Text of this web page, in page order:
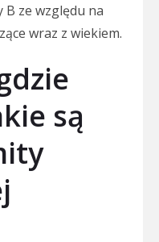
ze względu na
wraz z wiekiem.
są